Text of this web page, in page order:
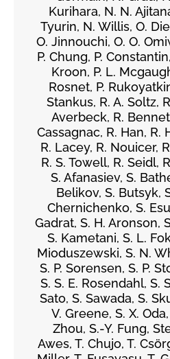
Kurihara, N. N.
Tyurin, N. Willis, O.
O. Jinnouchi, O. O.
P. Chung, P.
Kroon, P. L.
Rosnet, P.
Stankus, R. A. Soltz,
Averbeck, R.
Cassagnac, R. Han, R.
R. Lacey, R. Nouicer,
R. S. Towell, R. Seidl,
S. Afanasiev, S.
Belikov, S. Butsyk,
Chernichenko, S.
Gadrat, S. H. Aronson,
S. Kametani, S. L.
Mioduszewski, S. N.
S. P. Sorensen, S. P.
S. S. E. Rosendahl, S.
Sato, S. Sawada, S.
V. Greene, S. X.
Zhou, S.-Y. Fung,
Awes, T. Chujo, T.